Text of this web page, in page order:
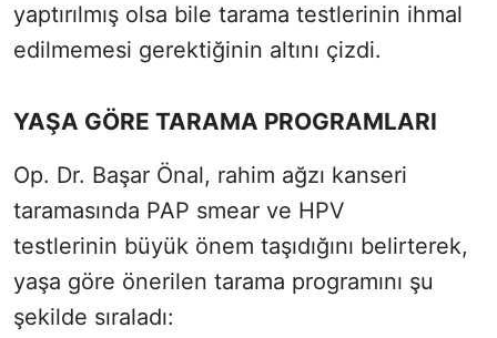
yaptırılmış olsa bile tarama testlerinin ihmal
edilmemesi gerektiğinin altını çizdi.
YAŞA GÖRE TARAMA PROGRAMLARI
Op. Dr. Başar Önal, rahim ağzı kanseri
taramasında PAP smear ve HPV
testlerinin büyük önem taşıdığını belirterek,
yaşa göre önerilen tarama programını şu
şekilde sıraladı: